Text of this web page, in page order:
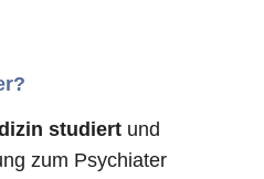
studiert und
zum Psychiater